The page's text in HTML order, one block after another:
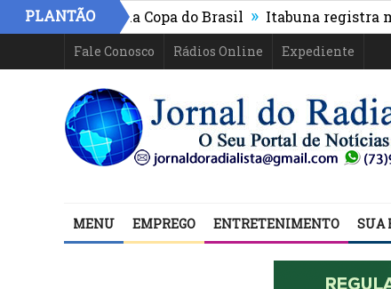
PLANTÃO
segue na Copa do Brasil » Itabuna registra maior
Fale Conosco Rádios Online Expediente
MENU EMPREGO ENTRETENIMENTO SUA